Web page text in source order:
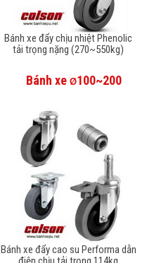
Bánh xe đẩy chịu nhiệt Phenolic
tải trọng nặng (270~550kg)
Bánh xe Ø100~200
Bánh xe đẩy cao su Performa dẫn